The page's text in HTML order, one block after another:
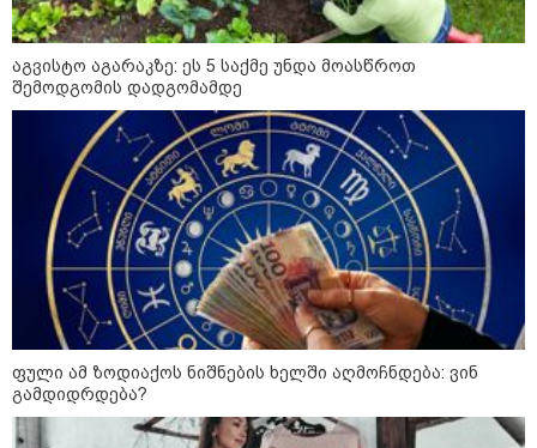
პატრიოტიზმია" - ნიკა გვარამია
13:42 / 07-08-2026
"საქართველო მშვიდი ქვეყანაა,
სტუმართმოყვარე ხალხი ვართ
და ყველას შეუძლია ჩამოვიდეს,
არავინ შეზღუდული არაა" - კახა
კალაძე
13:27 / 07-08-2026
"სტუმართმოყვარე ხალხი ვართ
- რუსს, ყაზახს, უკრაინელს,
შვეიცარიელს, იტალიელს,
ამერიკელს, შეუძლია
ჩამოვიდეს, დახარჯოს ფული...
არავინ შეზღუდული არაა" -
10:45 / 07-08-2026
აგვისტო აგარაკზე: ეს 5 საქმე უნდა მოასწროთ
შემოდგომის დადგომამდე
ფული ამ ზოდიაქოს ნიშნების ხელში აღმოჩნდება: ვინ
გამდიდრდება?